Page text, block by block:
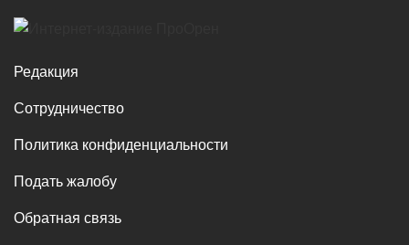
Редакция
Сотрудничество
Политика конфиденциальности
Подать жалобу
Обратная связь